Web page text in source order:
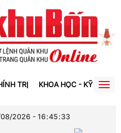
TRỊ KHOA HỌC - KỸ THUẬT
2026 - 16:45:34